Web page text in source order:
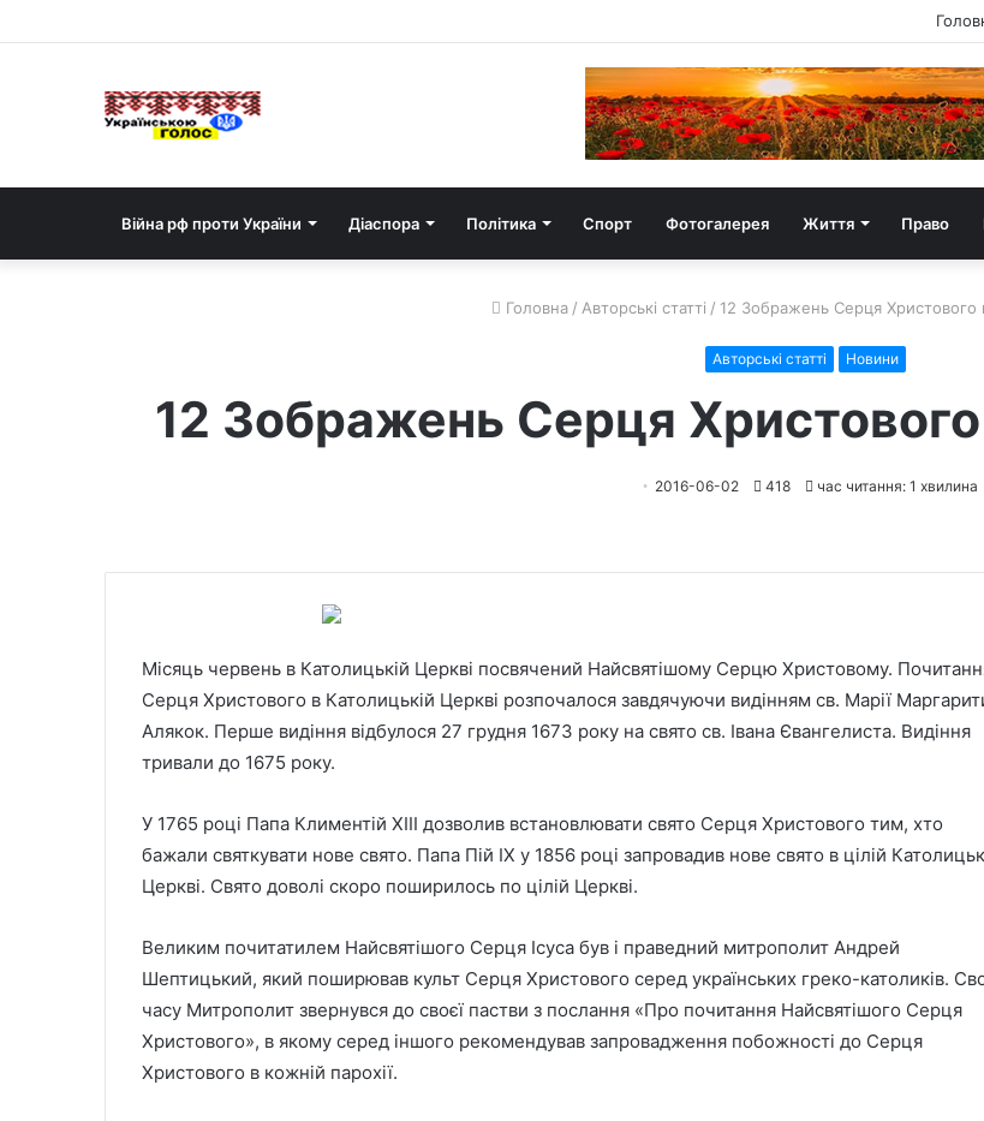
Війна рф проти України Діаспора Політика Спорт Фотогалерея Життя Право
Головна / Авторські статті / 12 Зображень Серця Христового
Авторські статті Новини
12 Зображень Серця Христового
2016-06-02 418 час читання: 1 хвилина
Місяць червень в Католицькій Церкві посвячений Найсвятішому Серцю Христовому.
Серця Христового в Католицькій Церкві розпочалося завдячуючи видінням св. Марії
Алякок. Перше видіння відбулося 27 грудня 1673 року на свято св. Івана Євангелиста. Видіння
тривали до 1675 року.
У 1765 році Папа Климентій ХІІІ дозволив встановлювати свято Серця Христового тим, хто
бажали святкувати нове свято. Папа Пій ІХ у 1856 році запровадив нове свято в цілій
Церкві. Свято доволі скоро поширилось по цілій Церкві.
Великим почитатилем Найсвятішого Серця Ісуса був і праведний митрополит Андрей
Шептицький, який поширював культ Серця Христового серед українських греко-католиків.
часу Митрополит звернувся до своєї пастви з послання «Про почитання Найсвятішого Серця
Христового», в якому серед іншого рекомендував запровадження побожності до Серця
Христового в кожній парохії.